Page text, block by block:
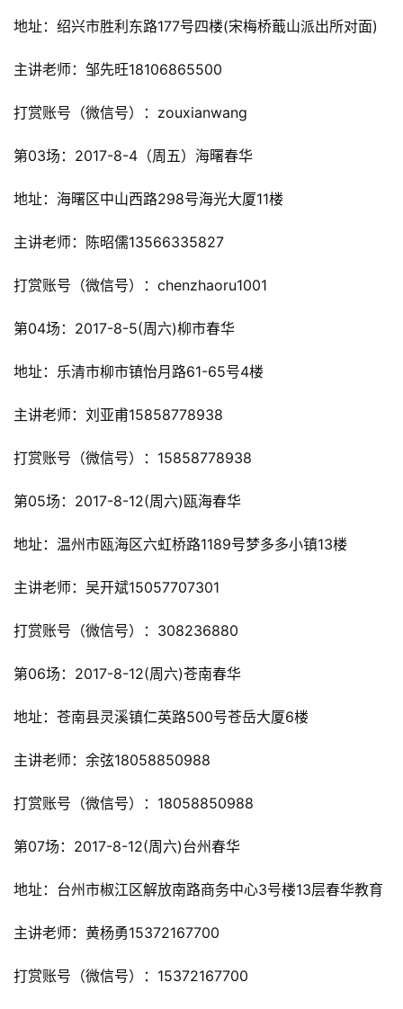
地址：绍兴市胜利东路177号四楼(宋梅桥蕺山派出所对面)
主讲老师：邹先旺18106865500
打赏账号（微信号）：zouxianwang
第03场：2017-8-4（周五）海曙春华
地址：海曙区中山西路298号海光大厦11楼
主讲老师：陈昭儒13566335827
打赏账号（微信号）：chenzhaoru1001
第04场：2017-8-5(周六)柳市春华
地址：乐清市柳市镇怡月路61-65号4楼
主讲老师：刘亚甫15858778938
打赏账号（微信号）：15858778938
第05场：2017-8-12(周六)瓯海春华
地址：温州市瓯海区六虹桥路1189号梦多多小镇13楼
主讲老师：吴开斌15057707301
打赏账号（微信号）：308236880
第06场：2017-8-12(周六)苍南春华
地址：苍南县灵溪镇仁英路500号苍岳大厦6楼
主讲老师：余弦18058850988
打赏账号（微信号）：18058850988
第07场：2017-8-12(周六)台州春华
地址：台州市椒江区解放南路商务中心3号楼13层春华教育
主讲老师：黄杨勇15372167700
打赏账号（微信号）：15372167700